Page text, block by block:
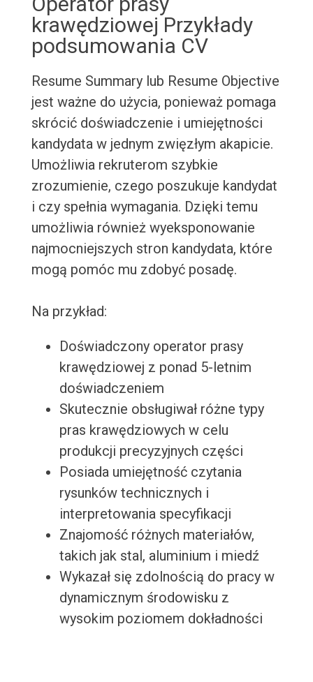
krawędziowej Przykłady
podsumowania CV
Resume Summary lub Resume Objective
jest ważne do użycia, ponieważ pomaga
skrócić doświadczenie i umiejętności
kandydata w jednym zwięzłym akapicie.
Umożliwia rekruterom szybkie
zrozumienie, czego poszukuje kandydat
i czy spełnia wymagania. Dzięki temu
umożliwia również wyeksponowanie
najmocniejszych stron kandydata, które
mogą pomóc mu zdobyć posadę.
Na przykład:
Doświadczony operator prasy
krawędziowej z ponad 5-letnim
doświadczeniem
Skutecznie obsługiwał różne typy
pras krawędziowych w celu
produkcji precyzyjnych części
Posiada umiejętność czytania
rysunków technicznych i
interpretowania specyfikacji
Znajomość różnych materiałów,
takich jak stal, aluminium i miedź
Wykazał się zdolnością do pracy w
dynamicznym środowisku z
wysokim poziomem dokładności